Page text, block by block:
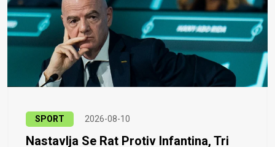
SPORT 2026-08-10
Nastavlja Se Rat Protiv Infantina, Tri